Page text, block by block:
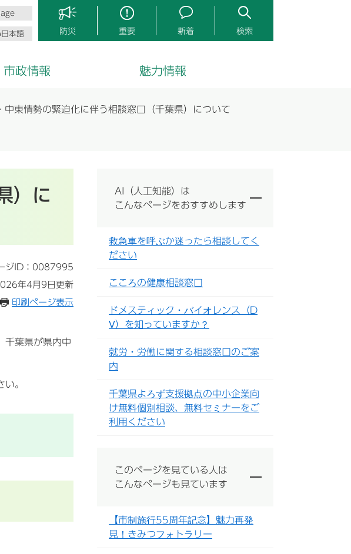
本語 防災 重要 新着 検索
市政情報 魅力情報
中東情勢の緊迫化に伴う相談窓口（千葉県）について
）に
ジID：0087995
年4月9日更新
印刷ページ表示
千葉県が県内中
。
AI（人工知能）は
こんなページをおすすめします
救急車を呼ぶか迷ったら相談してく
ださい
こころの健康相談窓口
ドメスティック・バイオレンス（D
V）を知っていますか？
就労・労働に関する相談窓口のご案
内
千葉県よろず支援拠点の中小企業向
け無料個別相談、無料セミナーをご
利用ください
このページを見ている人は
こんなページも見ています
【市制施行55周年記念】魅力再発
見！きみつフォトラリー